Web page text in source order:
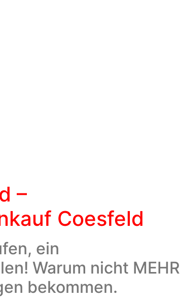
–
Coesfeld
ein
Warum nicht MEHR
bekommen.